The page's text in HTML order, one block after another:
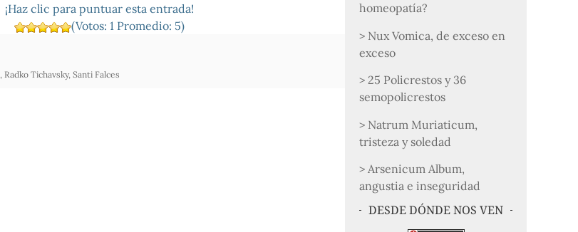
¡Haz clic para puntuar esta entrada!
(Votos: 1 Promedio: 5)
Radko Tichavsky, Santi Falces
homeopatía?
> Nux Vomica, de exceso en
exceso
> 25 Policrestos y 36
semopolicrestos
> Natrum Muriaticum,
tristeza y soledad
> Arsenicum Album,
angustia e inseguridad
DESDE DÓNDE NOS VEN